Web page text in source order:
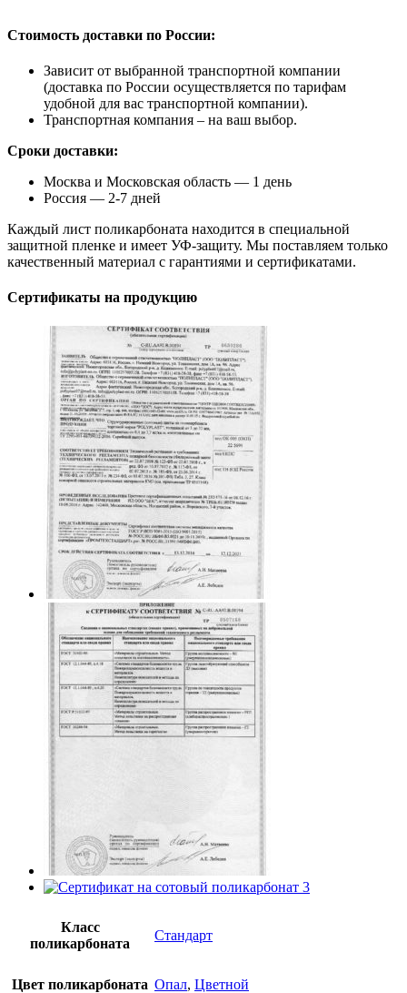
Стоимость доставки по России:
Зависит от выбранной транспортной компании
(доставка по России осуществляется по тарифам
удобной для вас транспортной компании).
Транспортная компания – на ваш выбор.
Сроки доставки:
Москва и Московская область — 1 день
Россия — 2-7 дней
Каждый лист поликарбоната находится в специальной
защитной пленке и имеет УФ-защиту. Мы поставляем только
качественный материал с гарантиями и сертификатами.
Сертификаты на продукцию
Класс
поликарбоната
Стандарт
Цвет поликарбоната Опал, Цветной